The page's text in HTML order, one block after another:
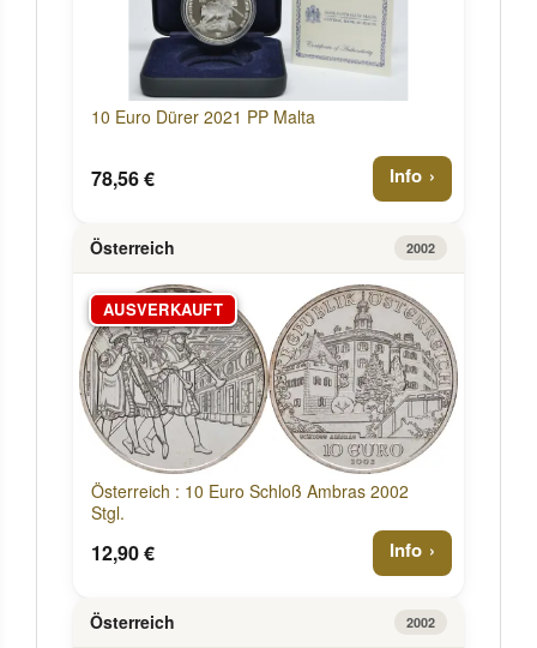
10 Euro Dürer 2021 PP Malta
78,56 € Info
Österreich 2002
AUSVERKAUFT
Österreich : 10 Euro Schloß Ambras 2002
Stgl.
12,90 € Info
Österreich 2002